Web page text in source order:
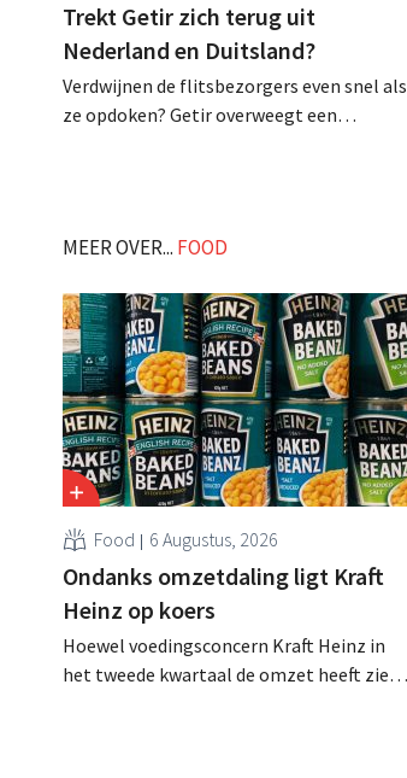
Trekt Getir zich terug uit
Nederland en Duitsland?
Verdwijnen de flitsbezorgers even snel als
ze opdoken? Getir overweegt een
Koninkrijk en de Verenigde Staten verlaat.
.
MEER OVER... FOOD
Food 6 Augustus, 2026
Ondanks omzetdaling ligt Kraft
Heinz op koers
Hoewel voedingsconcern Kraft Heinz in
het tweede kwartaal de omzet heeft zien